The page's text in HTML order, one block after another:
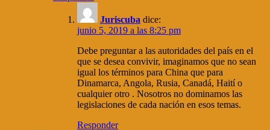
Juriscuba dice:
junio 5, 2019 a las 8:25 pm
Debe preguntar a las autoridades del país en el
que se desea convivir, imaginamos que no sean
igual los términos para China que para
Dinamarca, Angola, Rusia, Canadá, Haití o
cualquier otro . Nosotros no dominamos las
legislaciones de cada nación en esos temas.
Responder